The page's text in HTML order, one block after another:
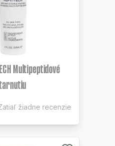
Multipeptidové
žiadne recenzie